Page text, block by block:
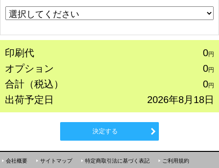
印刷代 0円
オプション 0円
合計（税込） 0円
出荷予定日 2026年8月18日
決定する
会社概要 サイトマップ 特定商取引法に基づく表記 ご利用規約